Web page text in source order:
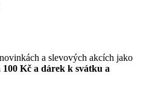
a slevových akcích jako
Kč a dárek k svátku a